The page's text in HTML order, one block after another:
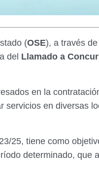
(OSE), a través
del Llamado a
en la
servicios en diversas
25, tiene como
determinado, que